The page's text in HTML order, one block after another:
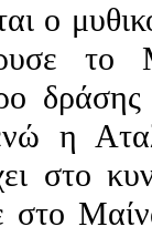
ο
το
η
στο
στο